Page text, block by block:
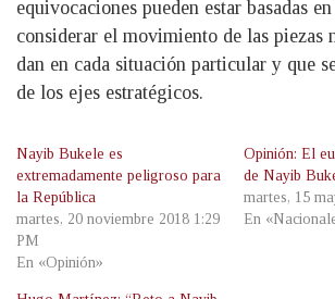
equivocaciones pueden estar basadas
considerar el movimiento de las piezas
dan en cada situación particular y que
de los ejes estratégicos.
Nayib Bukele es
extremadamente peligroso para
la República
martes, 20 noviembre 2018 1:29
PM
En «Opinión»
Opinión: El
de Nayib
martes, 15
En